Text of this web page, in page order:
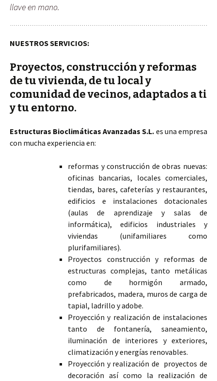
llave en mano.
NUESTROS SERVICIOS:
Proyectos, construcción y reformas
de tu vivienda, de tu local y
comunidad de vecinos, adaptados a ti
y tu entorno.
Estructuras Bioclimáticas Avanzadas S.L. es una empresa
con mucha experiencia en:
reformas y construcción de obras nuevas:
oficinas bancarias, locales comerciales,
tiendas, bares, cafeterías y restaurantes,
edificios e instalaciones dotacionales
(aulas de aprendizaje y salas de
informática), edificios industriales y
viviendas (unifamiliares como
plurifamiliares).
Proyectos construcción y reformas de
estructuras complejas, tanto metálicas
como de hormigón armado,
prefabricados, madera, muros de carga de
tapial, ladrillo y adobe.
Proyección y realización de instalaciones
tanto de fontanería, saneamiento,
iluminación de interiores y exteriores,
climatización y energías renovables.
Proyección y realización de proyectos de
decoración así como la realización de